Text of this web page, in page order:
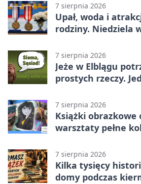
7 sierpnia 2026
Upał, woda i
rodziny. Niedziela
7 sierpnia 2026
Jeże w Elblągu
prostych rzeczy.
7 sierpnia 2026
Książki obrazkowe
warsztaty pełne
7 sierpnia 2026
Kilka tysięcy
domy podczas